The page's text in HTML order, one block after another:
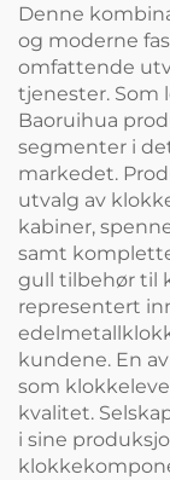
Denne
og moderne
omfattende
tjenester. Som
Baoruihua
segmenter i
markedet.
utvalg av
kabiner,
samt
gull tilbehør til
representert
kundene. En
som
kvalitet.
i sine